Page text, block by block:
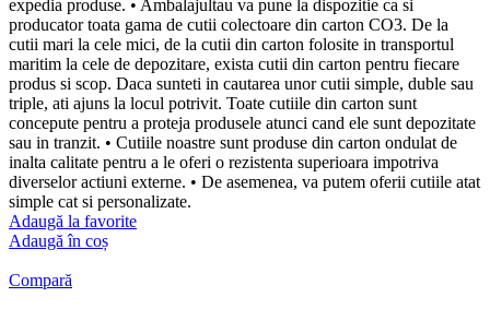
expedia produse. • Ambalajultau va pune la dispozitie ca si
producator toata gama de cutii colectoare din carton CO3. De la
cutii mari la cele mici, de la cutii din carton folosite in transportul
maritim la cele de depozitare, exista cutii din carton pentru fiecare
produs si scop. Daca sunteti in cautarea unor cutii simple, duble sau
triple, ati ajuns la locul potrivit. Toate cutiile din carton sunt
concepute pentru a proteja produsele atunci cand ele sunt depozitate
sau in tranzit. • Cutiile noastre sunt produse din carton ondulat de
inalta calitate pentru a le oferi o rezistenta superioara impotriva
diverselor actiuni externe. • De asemenea, va putem oferii cutiile atat
simple cat si personalizate.
Adaugă la favorite
Adaugă în coș
Compară